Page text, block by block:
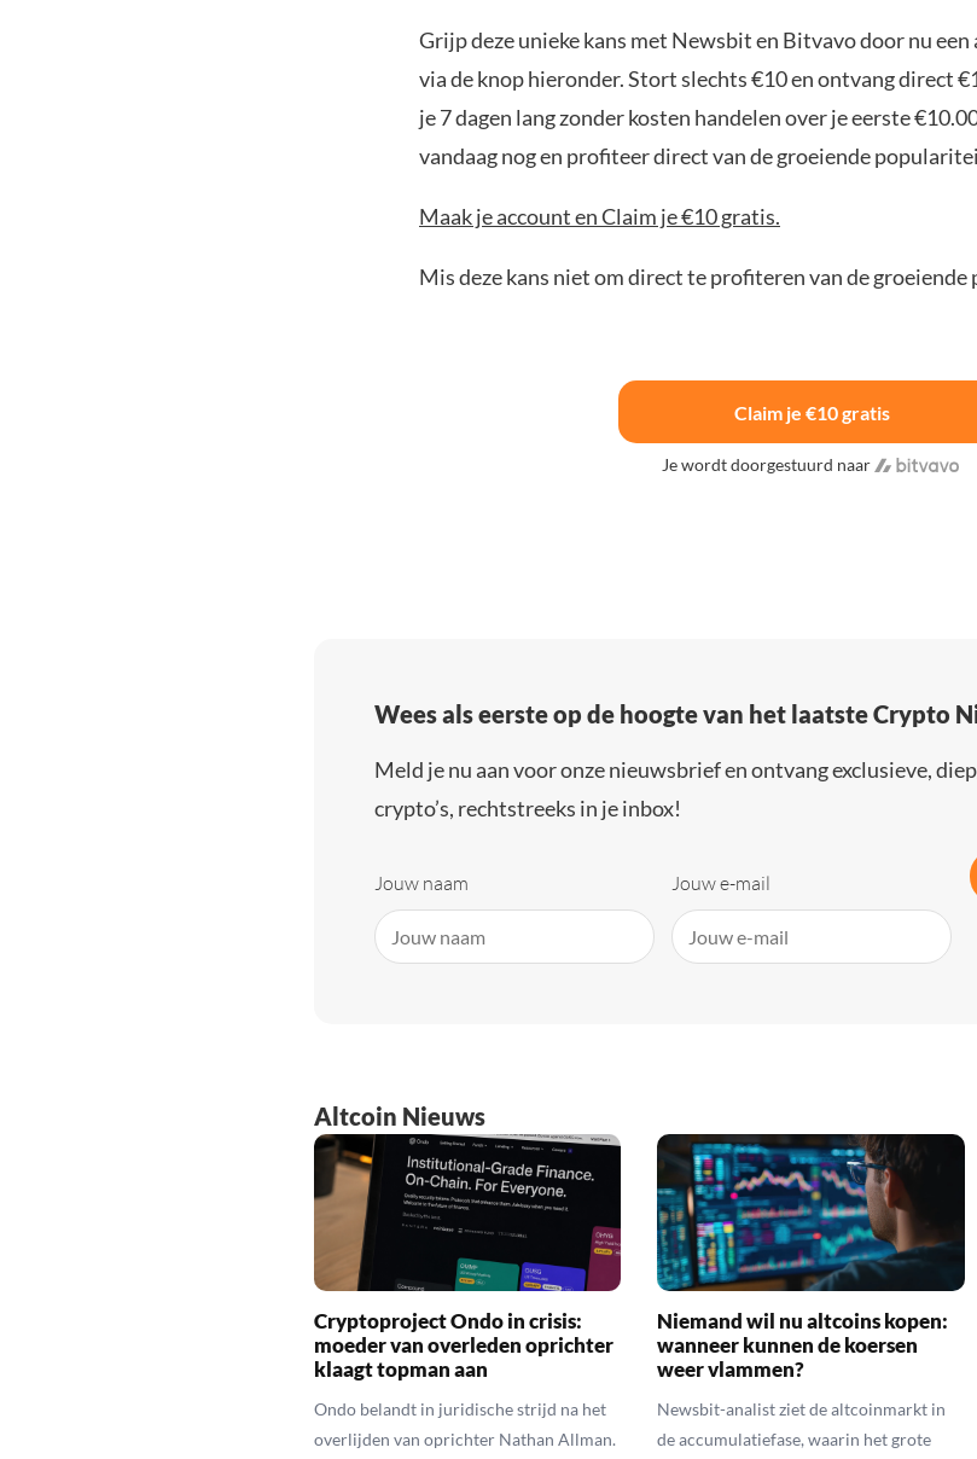
Grijp deze unieke kans met Newsbit en Bitvavo door nu een
via de knop hieronder. Stort slechts €10 en ontvang direct
je 7 dagen lang zonder kosten handelen over je eerste
vandaag nog en profiteer direct van de groeiende
Maak je account en Claim je €10 gratis.
Mis deze kans niet om direct te profiteren van de
Claim je €10 gratis
Je wordt doorgestuurd naar
Wees als eerste op de hoogte van het laatste Crypto
Meld je nu aan voor onze nieuwsbrief en ontvang exclusieve,
crypto’s, rechtstreeks in je inbox!
Jouw naam Jouw e-mail
Altcoin Nieuws
Cryptoproject Ondo in crisis:
moeder van overleden oprichter
klaagt topman aan
Ondo belandt in juridische strijd na het
overlijden van oprichter Nathan Allman.
Niemand wil nu altcoins kopen:
wanneer kunnen de koersen
weer vlammen?
Newsbit-analist ziet de altcoinmarkt in
de accumulatiefase, waarin het grote